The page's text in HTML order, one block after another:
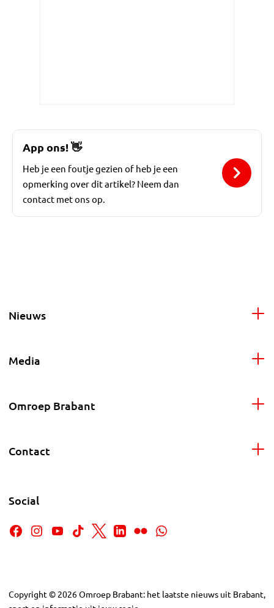
App ons! 👋
Heb je een foutje gezien of heb je een
opmerking over dit artikel? Neem dan
contact met ons op.
Nieuws
Media
Omroep Brabant
Contact
Social
Copyright © 2026Omroep Brabant: het laatste nieuws uit Brabant,